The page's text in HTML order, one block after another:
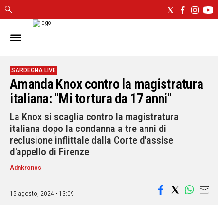
IN
CAGLIARI
SASSARI
NUORO
ORISTANO
SULCIS
GALLURA
OGLIASTRA
MEDIO
CAMPIDANO
ALTRE
SARDEGNA LIVE
Amanda Knox contro la magistratura
italiana: "Mi tortura da 17 anni"
La Knox si scaglia contro la magistratura
italiana dopo la condanna a tre anni di
reclusione inflittale dalla Corte d'assise
d'appello di Firenze
Adnkronos
15 agosto, 2024 • 13:09